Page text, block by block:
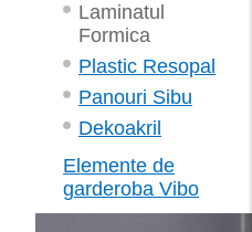
Laminatul
Formica
Plastic Resopal
Panouri Sibu
Dekoakril
Elemente de
garderoba Vibo